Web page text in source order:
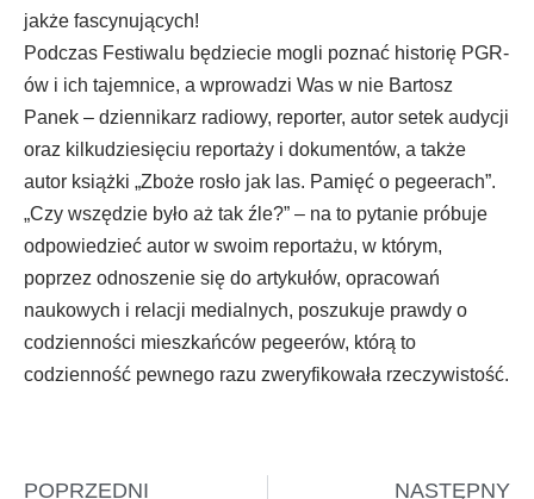
jakże fascynujących!
Podczas Festiwalu będziecie mogli poznać historię PGR-
ów i ich tajemnice, a wprowadzi Was w nie Bartosz
Panek – dziennikarz radiowy, reporter, autor setek audycji
oraz kilkudziesięciu reportaży i dokumentów, a także
autor książki „Zboże rosło jak las. Pamięć o pegeerach”.
„Czy wszędzie było aż tak źle?” – na to pytanie próbuje
odpowiedzieć autor w swoim reportażu, w którym,
poprzez odnoszenie się do artykułów, opracowań
naukowych i relacji medialnych, poszukuje prawdy o
codzienności mieszkańców pegeerów, którą to
codzienność pewnego razu zweryfikowała rzeczywistość.
POPRZEDNI NASTĘPNY